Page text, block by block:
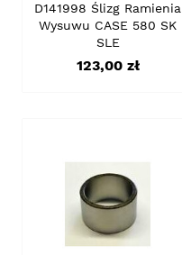
D141998 Ślizg Ramienia
Wysuwu CASE 580 SK
SLE
Cena
123,00 zł